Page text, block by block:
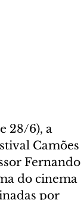
28/6), a
Camões
Fernando
do cinema
por